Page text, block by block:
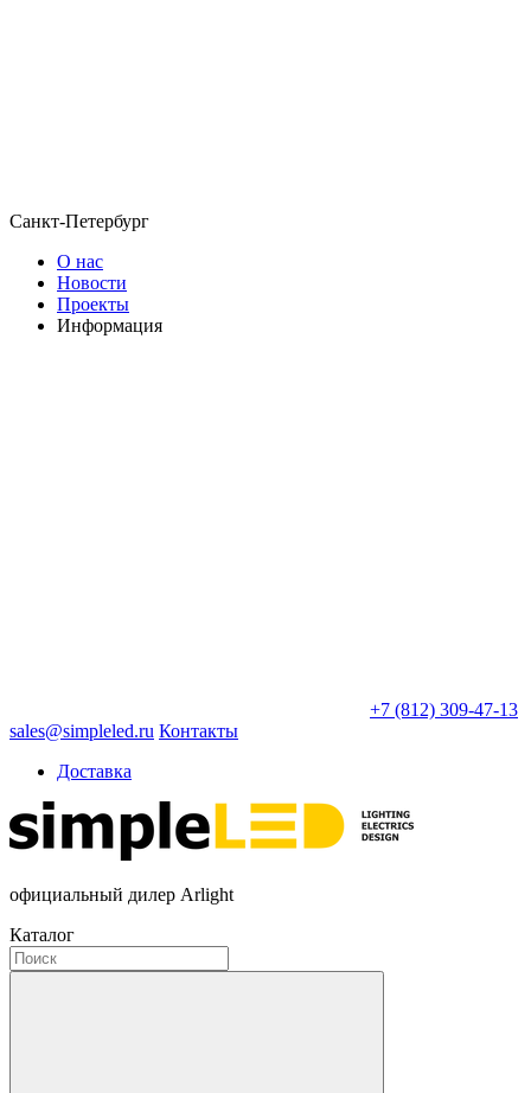
Санкт-Петербург
О нас
Новости
Проекты
Информация
+7 (812) 309-47-13
sales@simpleled.ru Контакты
Доставка
официальный дилер Arlight
Каталог